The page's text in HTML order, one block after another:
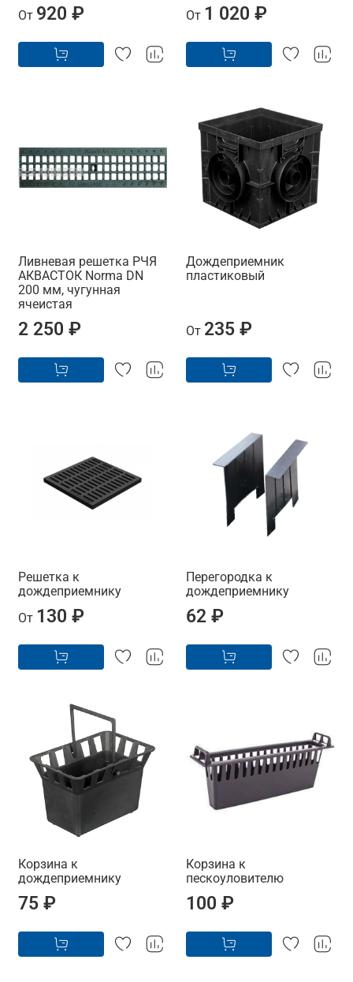
От 920 ₽
От 1 020 ₽
Ливневая решетка РЧЯ
АКВАСТОК Norma DN
200 мм, чугунная
ячеистая
2 250 ₽
Дождеприемник
пластиковый
От 235 ₽
Решетка к
дождеприемнику
От 130 ₽
Перегородка к
дождеприемнику
62 ₽
Корзина к
дождеприемнику
75 ₽
Корзина к
пескоуловителю
100 ₽